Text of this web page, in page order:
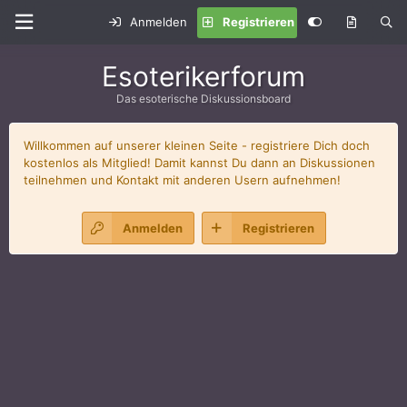
Anmelden Registrieren
Esoterikerforum
Das esoterische Diskussionsboard
Willkommen auf unserer kleinen Seite - registriere Dich doch
kostenlos als Mitglied! Damit kannst Du dann an Diskussionen
teilnehmen und Kontakt mit anderen Usern aufnehmen!
Anmelden Registrieren